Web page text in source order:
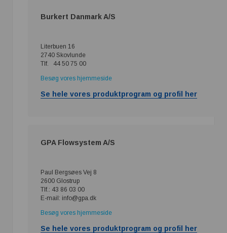
Burkert Danmark A/S
Literbuen 16
2740 Skovlunde
Tlf. 44 50 75 00
Besøg vores hjemmeside
Se hele vores produktprogram og profil her
GPA Flowsystem A/S
Paul Bergsøes Vej 8
2600 Glostrup
Tlf.: 43 86 03 00
E-mail: info@gpa.dk
Besøg vores hjemmeside
Se hele vores produktprogram og profil her